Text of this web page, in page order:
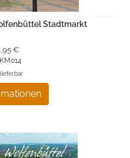
Stadtmarkt
€